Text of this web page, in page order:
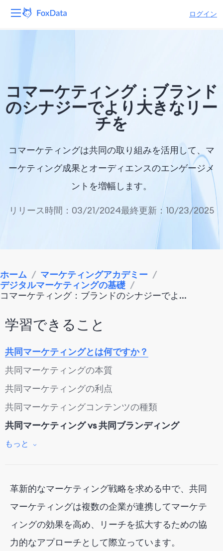
ログイン
ソリューション
会社
コマーケティング：ブランド
のシナジーでより大きなリー
チを
コマーケティングは共同の取り組みを活用して、マ
ーケティング成果とオーディエンスのエンゲージメ
ントを増幅します。
リリース時間：03/21/2024最終更新：10/23/2025
ホーム / マーケティングアカデミー /
デジタルマーケティングの基礎 /
コマーケティング：ブランドのシナジーでよ...
学習できること
共同マーケティングとは何ですか？
共同マーケティングの本質
共同マーケティングの利点
共同マーケティングコンテンツの種類
共同マーケティング vs 共同ブランディング
共同マーケティング
もっと
革新的なマーケティング戦略を求める中で、共同
マーケティングは複数の企業が連携してマーケテ
ィングの効果を高め、リーチを拡大するための協
力的なアプローチとして際立っています。